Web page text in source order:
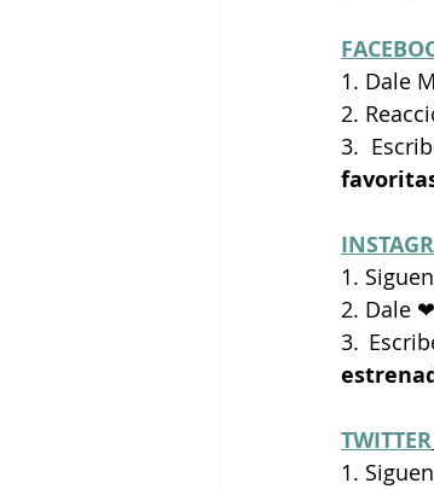
1. Dale
2.
3.
1.
2. Dale
3.
TWITTER
1.